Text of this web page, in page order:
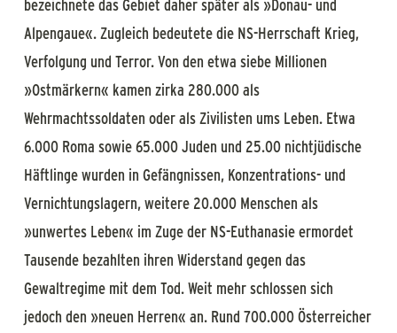
bezeichnete das Gebiet daher später als »Donau- und
Alpengaue«. Zugleich bedeutete die NS-Herrschaft Krieg,
Verfolgung und Terror. Von den etwa siebe Millionen
»Ostmärkern« kamen zirka 280.000 als
Wehrmachtssoldaten oder als Zivilisten ums Leben. Etwa
6.000 Roma sowie 65.000 Juden und 25.00 nichtjüdische
Häftlinge wurden in Gefängnissen, Konzentrations- und
Vernichtungslagern, weitere 20.000 Menschen als
»unwertes Leben« im Zuge der NS-Euthanasie ermordet
Tausende bezahlten ihren Widerstand gegen das
Gewaltregime mit dem Tod. Weit mehr schlossen sich
jedoch den »neuen Herren« an. Rund 700.000 Österreicher